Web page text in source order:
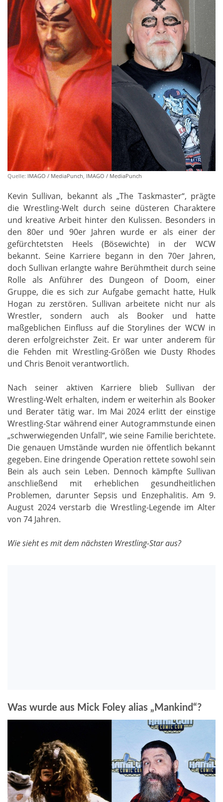
Quelle: IMAGO / MediaPunch, IMAGO / MediaPunch
Kevin Sullivan, bekannt als „The Taskmaster“, prägte
die Wrestling-Welt durch seine düsteren Charaktere
und kreative Arbeit hinter den Kulissen. Besonders in
den 80er und 90er Jahren wurde er als einer der
gefürchtetsten Heels (Bösewichte) in der WCW
bekannt. Seine Karriere begann in den 70er Jahren,
doch Sullivan erlangte wahre Berühmtheit durch seine
Rolle als Anführer des Dungeon of Doom, einer
Gruppe, die es sich zur Aufgabe gemacht hatte, Hulk
Hogan zu zerstören. Sullivan arbeitete nicht nur als
Wrestler, sondern auch als Booker und hatte
maßgeblichen Einfluss auf die Storylines der WCW in
deren erfolgreichster Zeit. Er war unter anderem für
die Fehden mit Wrestling-Größen wie Dusty Rhodes
und Chris Benoit verantwortlich.
Nach seiner aktiven Karriere blieb Sullivan der
Wrestling-Welt erhalten, indem er weiterhin als Booker
und Berater tätig war. Im Mai 2024 erlitt der einstige
Wrestling-Star während einer Autogrammstunde einen
„schwerwiegenden Unfall“, wie seine Familie berichtete.
Die genauen Umstände wurden nie öffentlich bekannt
gegeben. Eine dringende Operation rettete sowohl sein
Bein als auch sein Leben. Dennoch kämpfte Sullivan
anschließend mit erheblichen gesundheitlichen
Problemen, darunter Sepsis und Enzephalitis. Am 9.
August 2024 verstarb die Wrestling-Legende im Alter
von 74 Jahren.
Wie sieht es mit dem nächsten Wrestling-Star aus?
Was wurde aus Mick Foley alias „Mankind“?